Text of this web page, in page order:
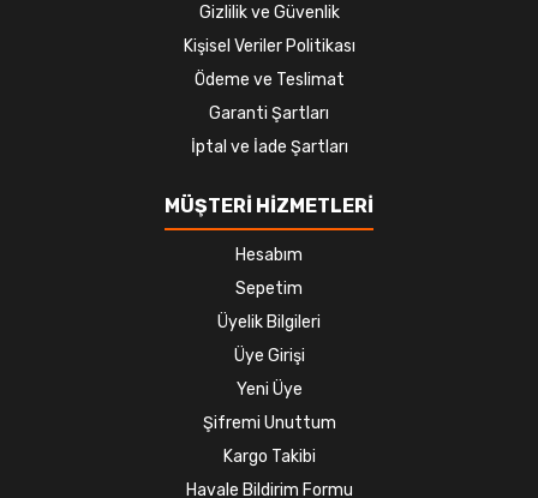
Gizlilik ve Güvenlik
Kişisel Veriler Politikası
Ödeme ve Teslimat
Garanti Şartları
İptal ve İade Şartları
MÜŞTERİ HİZMETLERİ
Hesabım
Sepetim
Üyelik Bilgileri
Üye Girişi
Yeni Üye
Şifremi Unuttum
Kargo Takibi
Havale Bildirim Formu